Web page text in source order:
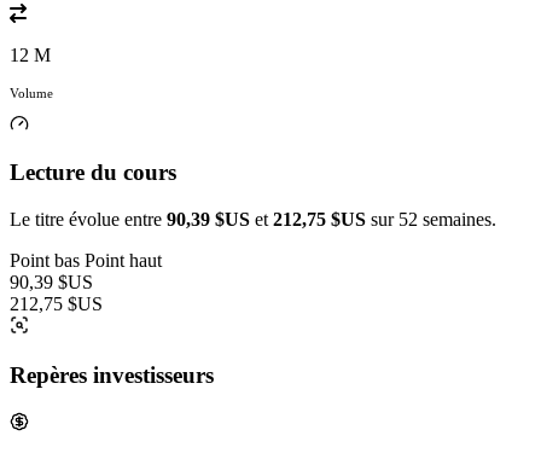
12 M
Volume
Lecture du cours
Le titre évolue entre 90,39 $US et 212,75 $US sur 52 semaines.
Point bas Point haut
90,39 $US
212,75 $US
Repères investisseurs